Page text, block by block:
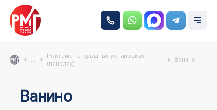
...
Реклама на крышных установках
(панелях)
Ванино
Ванино